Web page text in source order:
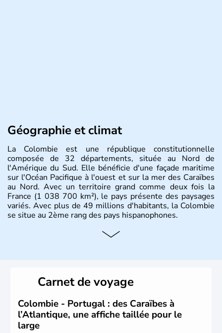
Géographie et climat
La Colombie est une république constitutionnelle
composée de 32 départements, située au Nord de
l'Amérique du Sud. Elle bénéficie d'une façade maritime
sur l'Océan Pacifique à l'ouest et sur la mer des Caraïbes
au Nord. Avec un territoire grand comme deux fois la
France (1 038 700 km²), le pays présente des paysages
variés. Avec plus de 49 millions d'habitants, la Colombie
se situe au 2ème rang des pays hispanophones.
Histoire et administration
en 1538, qui est toujours la capitale. C'est en 1810, que
le premier parlement s'établit à Bogotà, suivi en 1813
par la proclamation de l'indépendance. la Colombie est
une République depuis 1830.
Carnet de voyage
Colombie - Portugal : des Caraïbes à
l’Atlantique, une affiche taillée pour le
large